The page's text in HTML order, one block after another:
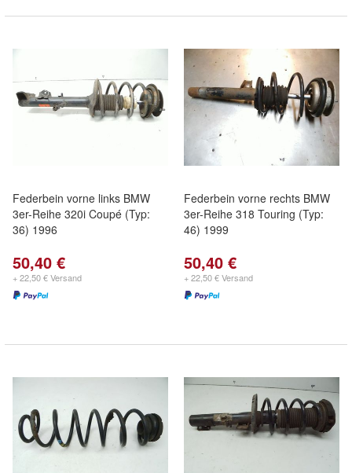
Federbein vorne links BMW
3er-Reihe 320i Coupé (Typ:
36) 1996
50,40 €
+ 22,50 € Versand
Federbein vorne rechts BMW
3er-Reihe 318 Touring (Typ:
46) 1999
50,40 €
+ 22,50 € Versand